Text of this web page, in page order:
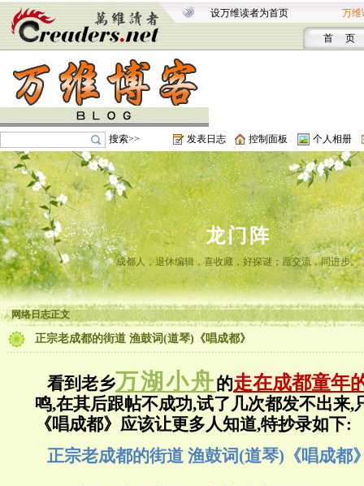
设万维读者为首页 万维
首 页
搜索>> 发表日志 控制面板 个人相册
龙门阵
成都人，退休编辑，喜收藏，好探谜；愿交流，同进步。
网络日志正文
正宗老成都的街道 渔鼓词(道琴)《唱成都》
看到老乡万湖小舟的走在成都童年
鸣,在其后跟帖不成功,试了几次都发不出来,
《唱成都》应该让更多人知道,特抄录如下:
正宗老成都的街道 渔鼓词(道琴)《唱成都